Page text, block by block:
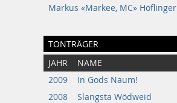
Markus «Markee, MC» Höflinger
TONTRÄGER
JAHR NAME
2009
In Gods Naum!
2008
Slangsta Wödweid